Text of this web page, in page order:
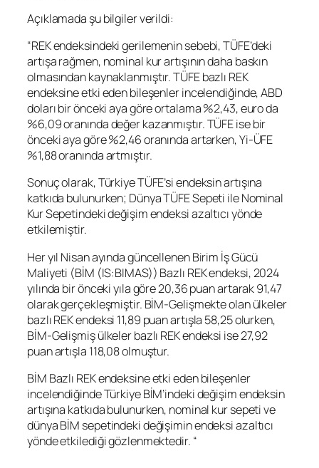
Açıklamada şu bilgiler verildi:
“REK endeksindeki gerilemenin sebebi, TÜFE’deki
artışa rağmen, nominal kur artışının daha baskın
olmasından kaynaklanmıştır. TÜFE bazlı REK
endeksine etki eden bileşenler incelendiğinde, ABD
doları bir önceki aya göre ortalama %2,43, euro da
%6,09 oranında değer kazanmıştır. TÜFE ise bir
önceki aya göre %2,46 oranında artarken, Yi-ÜFE
%1,88 oranında artmıştır.
Sonuç olarak, Türkiye TÜFE’si endeksin artışına
katkıda bulunurken; Dünya TÜFE Sepeti ile Nominal
Kur Sepetindeki değişim endeksi azaltıcı yönde
etkilemiştir.
Her yıl Nisan ayında güncellenen Birim İş Gücü
Maliyeti (BİM (IS:BIMAS)) Bazlı REK endeksi, 2024
yılında bir önceki yıla göre 20,36 puan artarak 91,47
olarak gerçekleşmiştir. BİM-Gelişmekte olan ülkeler
bazlı REK endeksi 11,89 puan artışla 58,25 olurken,
BİM-Gelişmiş ülkeler bazlı REK endeksi ise 27,92
puan artışla 118,08 olmuştur.
BİM Bazlı REK endeksine etki eden bileşenler
incelendiğinde Türkiye BİM’indeki değişim endeksin
artışına katkıda bulunurken, nominal kur sepeti ve
dünya BİM sepetindeki değişimin endeksi azaltıcı
yönde etkilediği gözlenmektedir. “